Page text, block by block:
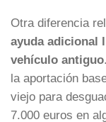
Otra diferencia
ayuda adicional
vehículo antiguo
la aportación
viejo para
7.000 euros en